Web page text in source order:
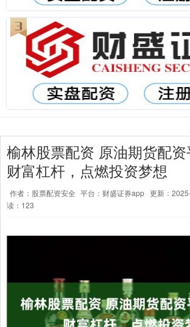
榆林股票配资 原油期货配
财富杠杆，点燃投资梦想
作者：股票配资安全 平台：财盛证券app 更新：
读：123